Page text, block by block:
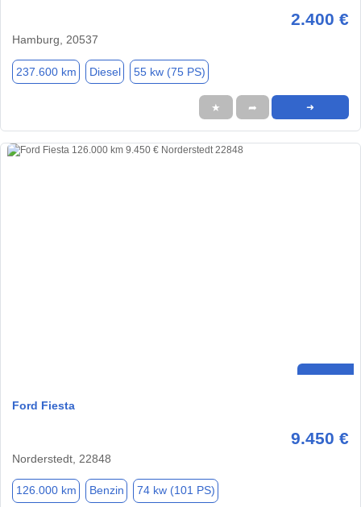
2.400 €
Hamburg, 20537
237.600 km Diesel 55 kw (75 PS)
★ ➦ ➜
Ford Fiesta
9.450 €
Norderstedt, 22848
126.000 km Benzin 74 kw (101 PS)